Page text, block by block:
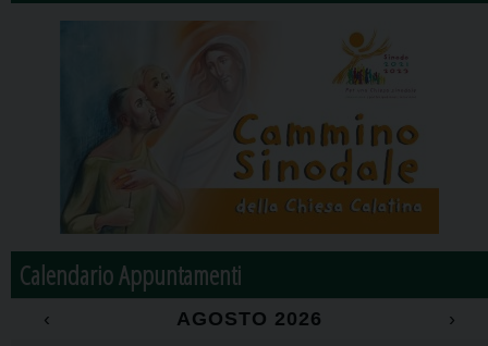
Calendario Appuntamenti
‹ AGOSTO 2026
›